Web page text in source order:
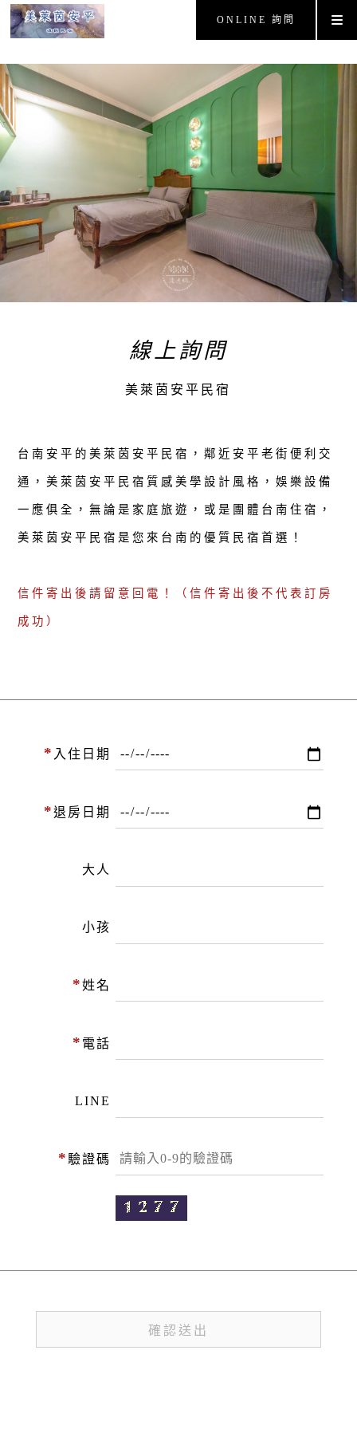
ONLINE 詢問
線上詢問
美萊茵安平民宿
台南安平的美萊茵安平民宿，鄰近安平老街便利交
通，美萊茵安平民宿質感美學設計風格，娛樂設備
一應俱全，無論是家庭旅遊，或是團體台南住宿，
美萊茵安平民宿是您來台南的優質民宿首選！
信件寄出後請留意回電！（信件寄出後不代表訂房
成功）
* 入住日期
*退房日期
大人
小孩
*姓名
* 電話
LINE
* 驗證碼